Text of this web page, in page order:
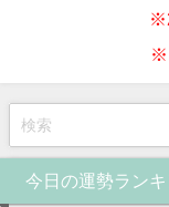
※
今日の運勢ラン